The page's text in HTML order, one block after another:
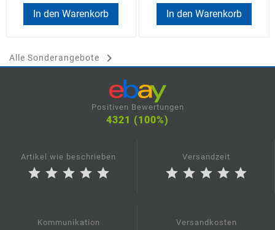
In den Warenkorb In den Warenkorb
Alle Sonderangebote 
Positiven Bewertungen
4321 (100%)
Artikel wie beschrieben
star star star star star
Versandzeit
star star star star star
Kommunikation Versandkosten